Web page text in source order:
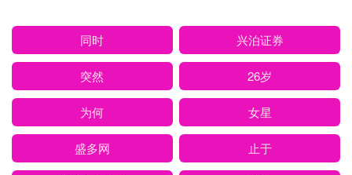
同时 兴泊证券
突然 26岁
为何 女星
盛多网 止于